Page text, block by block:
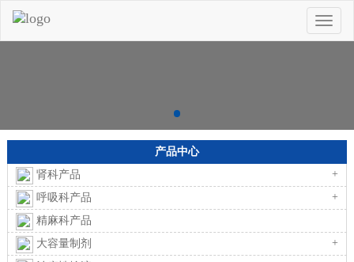
Toggle
产品中心
肾科产品
+
呼吸科产品
+
精麻科产品
大容量制剂
+